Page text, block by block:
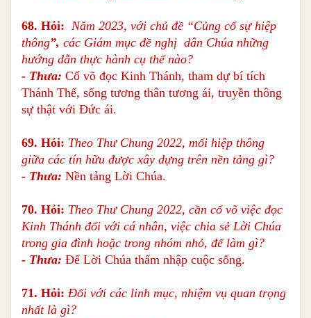
68. Hỏi: Năm 2023, với chủ đề “Củng cố sự hiệp
thông”, các Giám mục đề nghị dân Chúa những
hướng dẫn thực hành cụ thể nào?
- Thưa: Cổ võ đọc Kinh Thánh, tham dự bí tích
Thánh Thể, sống tương thân tương ái, truyền thông
sự thật với Đức ái.
69. Hỏi: Theo Thư Chung 2022, mối hiệp thông
giữa các tín hữu được xây dựng trên nền tảng gì?
- Thưa: Nền tảng Lời Chúa.
70. Hỏi: Theo Thư Chung 2022, cần cổ võ việc đọc
Kinh Thánh đối với cá nhân, việc chia sẻ Lời Chúa
trong gia đình hoặc trong nhóm nhỏ, để làm gì?
- Thưa: Để Lời Chúa thấm nhập cuộc sống.
71. Hỏi: Đối với các linh mục, nhiệm vụ quan trọng
nhất là gì?